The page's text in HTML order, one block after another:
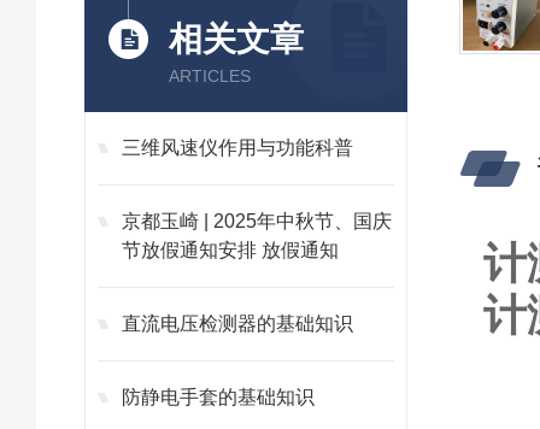
相关文章
ARTICLES
三维风速仪作用与功能科普
京都玉崎 | 2025年中秋节、国庆
节放假通知安排 放假通知
直流电压检测器的基础知识
防静电手套的基础知识
计
计